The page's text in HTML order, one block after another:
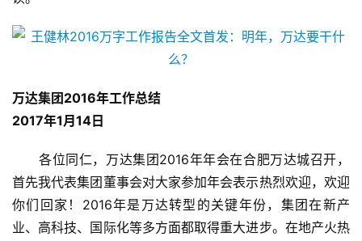
万达集团2016年工作总结
2017年1月14日
各位同仁，万达集团2016年年会在合肥万达城召开，
首先我代表集团董事会对大家参加年会表示热烈欢迎，欢迎
你们回家！2016年是万达转型的关键年份，集团在新产
业、高科技、国际化等多方面都取得重大进步。在地产火热